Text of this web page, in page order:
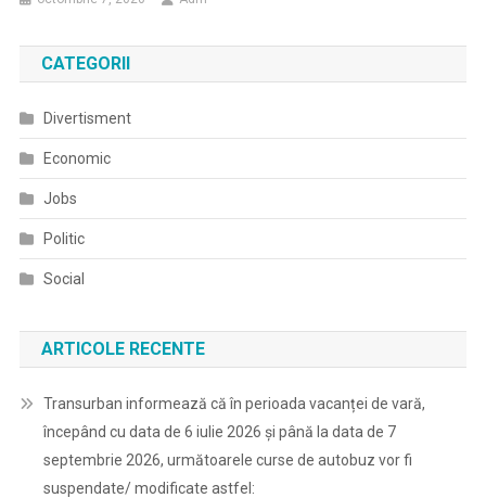
CATEGORII
Divertisment
Economic
Jobs
Politic
Social
ARTICOLE RECENTE
Transurban informează că în perioada vacanței de vară,
începând cu data de 6 iulie 2026 și până la data de 7
septembrie 2026, următoarele curse de autobuz vor fi
suspendate/ modificate astfel: